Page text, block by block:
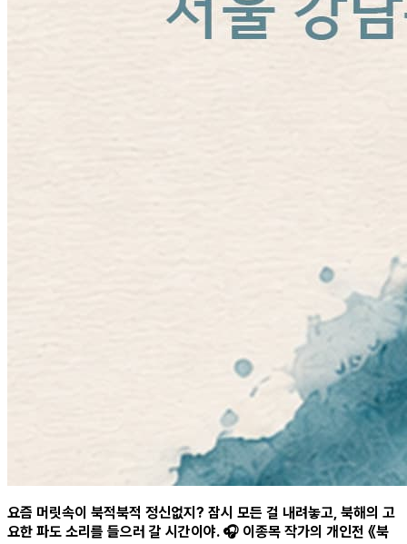
요즘 머릿속이 북적북적 정신없지? 잠시 모든 걸 내려놓고, 북해의 고
요한 파도 소리를 들으러 갈 시간이야. 🎧 이종목 작가의 개인전 《북